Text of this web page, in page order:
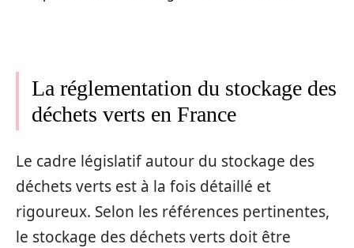
La réglementation du stockage des
déchets verts en France
Le cadre législatif autour du stockage des
déchets verts est à la fois détaillé et
rigoureux. Selon les références pertinentes,
le stockage des déchets verts doit être